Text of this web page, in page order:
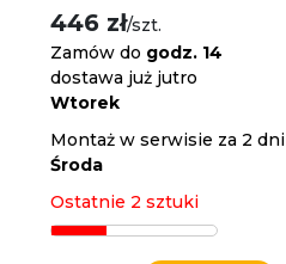
446 zł/szt.
Zamów do godz. 14
dostawa już jutro
Wtorek
Montaż w serwisie za 2 dni
Środa
Ostatnie 2 sztuki